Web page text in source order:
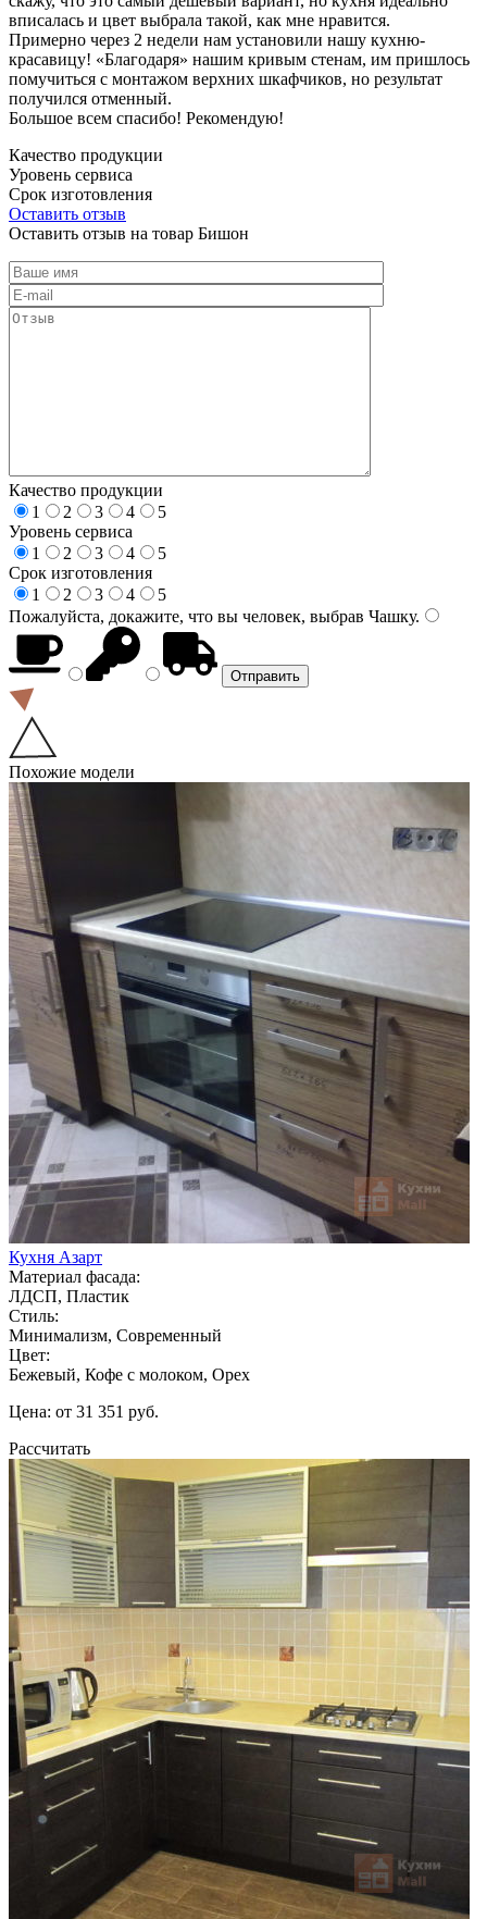
вписалась и цвет выбрала такой, как мне нравится.
Примерно через 2 недели нам установили нашу кухню-
красавицу! «Благодаря» нашим кривым стенам, им пришлось
помучиться с монтажом верхних шкафчиков, но результат
получился отменный.
Большое всем спасибо! Рекомендую!
Качество продукции
Уровень сервиса
Срок изготовления
Оставить отзыв
Оставить отзыв на товар Бишон
Качество продукции
1
2 3 4
5
Уровень сервиса
1
2 3 4
5
Срок изготовления
1
2 3 4
5
Пожалуйста, докажите, что вы человек, выбрав Чашку.
Похожие модели
Кухня Азарт
Материал фасада:
ЛДСП, Пластик
Стиль:
Минимализм, Современный
Цвет:
Бежевый, Кофе с молоком, Орех
Цена: от 31 351 руб.
Рассчитать